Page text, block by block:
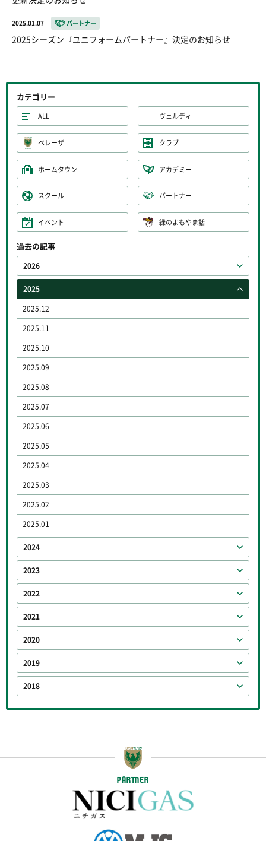
2025.01.07 パートナー
2025シーズン『ユニフォームパートナー』決定のお知らせ
カテゴリー
ALL ヴェルディ
ベレーザ クラブ
ホームタウン アカデミー
スクール パートナー
イベント 緑のよもやま話
過去の記事
2026
2025
2025.12
2025.11
2025.10
2025.09
2025.08
2025.07
2025.06
2025.05
2025.04
2025.03
2025.02
2025.01
2024
2023
2022
2021
2020
2019
2018
PARTNER